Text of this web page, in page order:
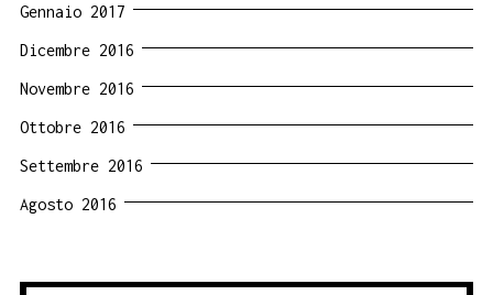
Gennaio 2017
Dicembre 2016
Novembre 2016
Ottobre 2016
Settembre 2016
Agosto 2016